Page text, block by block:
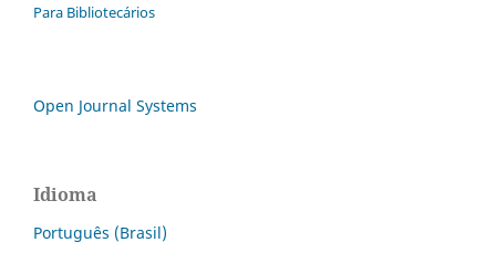
Para Bibliotecários
Open Journal Systems
Idioma
Português (Brasil)